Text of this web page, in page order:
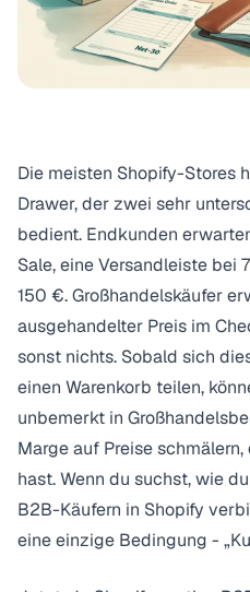
Die meisten Shopify-Stores
Drawer, der zwei sehr
bedient. Endkunden
Sale, eine Versandleiste bei
150 €. Großhandelskäufer
ausgehandelter Preis im
sonst nichts. Sobald sich
einen Warenkorb teilen,
unbemerkt in
Marge auf Preise
hast. Wenn du suchst, wie
B2B-Käufern in Shopify
eine einzige Bedingung -